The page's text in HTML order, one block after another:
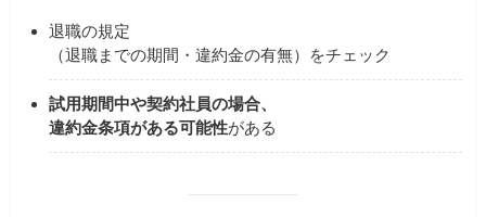
退職の規定
（退職までの期間・違約金の有無）をチェック
試用期間中や契約社員の場合、
違約金条項がある可能性がある